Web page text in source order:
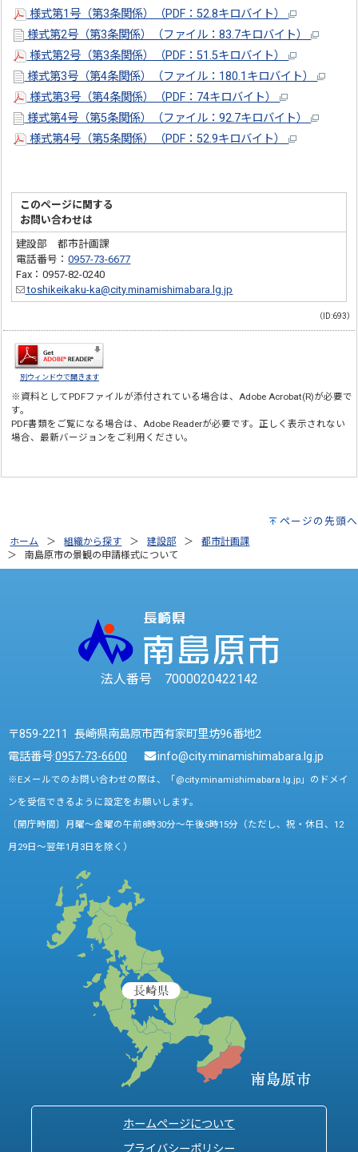
様式第1号（第3条関係）（PDF：52.8キロバイト）
様式第2号（第3条関係）（ファイル：83.7キロバイト）
様式第2号（第3条関係）（PDF：51.5キロバイト）
様式第3号（第4条関係）（ファイル：180.1キロバイト）
様式第3号（第4条関係）（PDF：74キロバイト）
様式第4号（第5条関係）（ファイル：92.7キロバイト）
様式第4号（第5条関係）（PDF：52.9キロバイト）
このページに関する
お問い合わせは
建設部 都市計画課
電話番号：0957-73-6677
Fax：0957-82-0240
toshikeikaku-ka@city.minamishimabara.lg.jp
（ID:693）
別ウィンドウで開きます
※資料としてPDFファイルが添付されている場合は、Adobe Acrobat(R)が必要で
す。
PDF書類をご覧になる場合は、Adobe Readerが必要です。正しく表示されない
場合、最新バージョンをご利用ください。
ページの先頭へ
ホーム 組織から探す 建設部
都市計画課
南島原市の景観の申請様式について
法人番号 7000020422142
〒859-2211 長崎県南島原市西有家町里坊96番地2
電話番号:0957-73-6600 info@city.minamishimabara.lg.jp
※Eメールでのお問い合わせの際は、「@city.minamishimabara.lg.jp」のドメイ
ンを受信できるように設定をお願いします。
〔開庁時間〕月曜～金曜の午前8時30分～午後5時15分（ただし、祝・休日、12
月29日～翌年1月3日を除く）
ホームページについて
プライバシーポリシー